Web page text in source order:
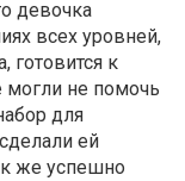
девочка
всех уровней,
готовится к
не помочь
для
ей
же успешно